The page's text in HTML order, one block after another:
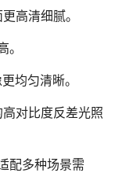
高清细腻。
均匀清晰。
对比度反差光照
配多种场景需